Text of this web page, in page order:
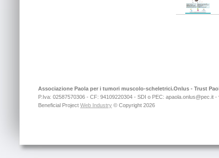
Associazione Paola per i tumori muscolo-scheletrici.Onlus - Trust
P.Iva: 02587570306 - CF: 94109220304 - SDI o PEC: apaola.onlus@pec.it
Beneficial Project Web Industry © Copyright 2026